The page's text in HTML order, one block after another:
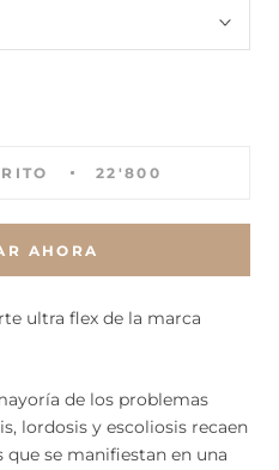
22'800
AHORA
ultra flex de la marca
de los problemas
lordosis y escoliosis recaen
se manifiestan en una